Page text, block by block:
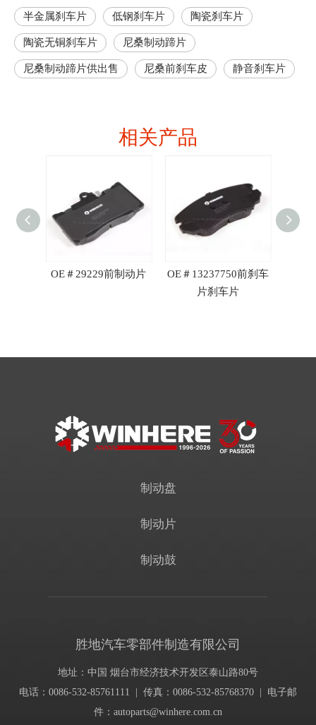
半金属刹车片 低钢刹车片 陶瓷刹车片
陶瓷无铜刹车片 尼桑制动蹄片
尼桑制动蹄片供出售 尼桑前刹车皮 静音刹车片
相关产品
OE＃29229前制动片
OE＃13237750前刹车
片刹车片
制动盘
制动片
制动鼓
胜地汽车零部件制造有限公司
地址：中国 烟台市经济技术开发区泰山路80号
电话：0086-532-85761111 | 传真：0086-532-85768370 | 电子邮
件： autoparts@winhere.com.cn